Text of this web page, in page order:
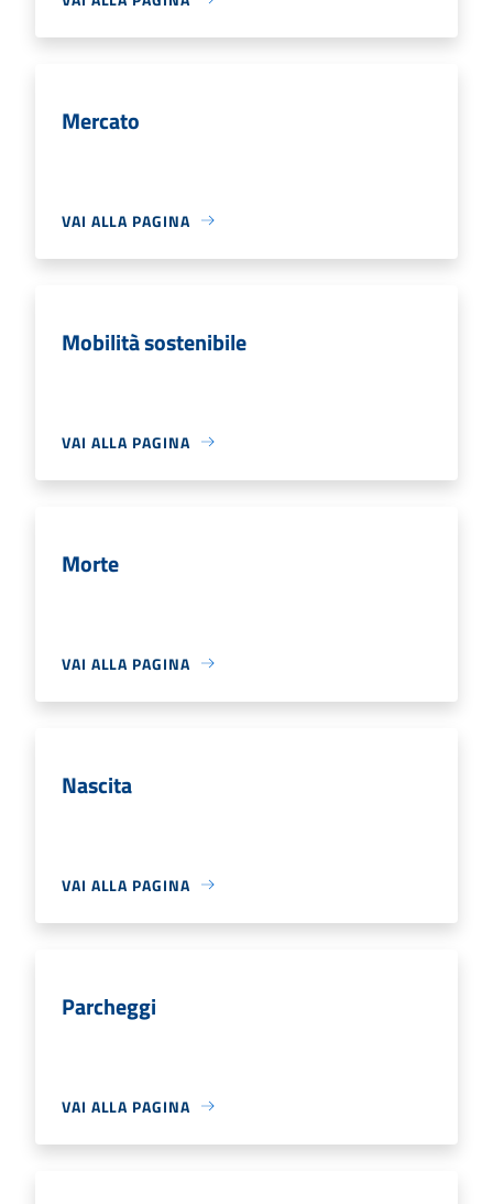
Mercato
VAI ALLA PAGINA
Mobilità sostenibile
VAI ALLA PAGINA
Morte
VAI ALLA PAGINA
Nascita
VAI ALLA PAGINA
Parcheggi
VAI ALLA PAGINA